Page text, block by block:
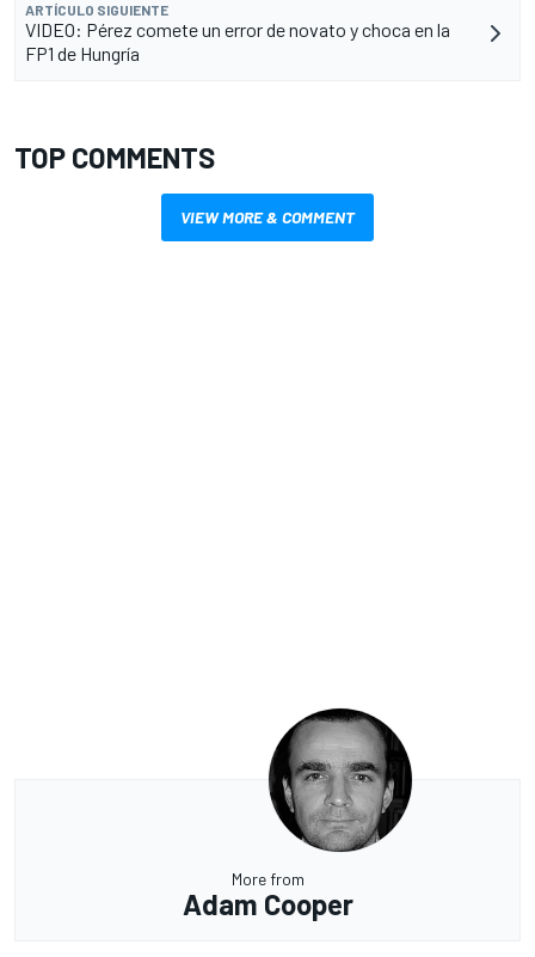
ARTÍCULO SIGUIENTE
VIDEO: Pérez comete un error de novato y choca en la
FP1 de Hungría
TOP COMMENTS
VIEW MORE & COMMENT
More from
Adam Cooper